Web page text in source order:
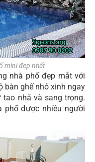
mini đẹp nhất
nhà phố đẹp mắt với
bàn ghế nhỏ xinh ngay
tao nhã và sang trọng.
phố được nhiều người